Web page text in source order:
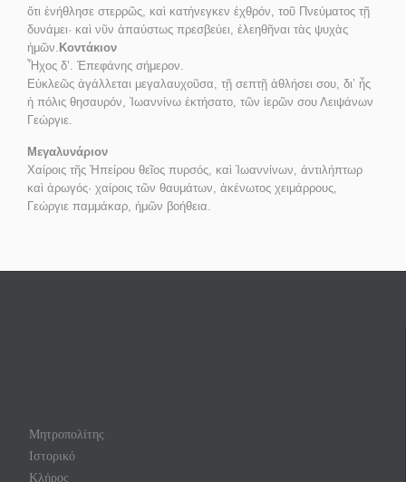
ὅτι ἐνήθλησε στερρῶς, καὶ κατήνεγκεν ἐχθρόν, τοῦ Πνεύματος τῇ
δυνάμει· καὶ νῦν ἀπαύστως πρεσβεύει, ἐλεηθῆναι τὰς ψυχὰς
ἡμῶν. Κοντάκιον
Ἦχος δ’. Ἐπεφάνης σήμερον.
Εὐκλεῶς ἀγάλλεται μεγαλαυχοῦσα, τῇ σεπτῇ ἀθλήσει σου, δι’ ἧς
ἡ πόλις θησαυρόν, Ἰωαννίνω ἐκτήσατο, τῶν ἱερῶν σου Λειψάνων
Γεώργιε.
Μεγαλυνάριον
Χαίροις τῆς Ἠπείρου θεῖος πυρσός, καὶ Ἰωαννίνων, ἀντιλήπτωρ
καὶ ἀρωγός· χαίροις τῶν θαυμάτων, ἀκένωτος χειμάρρους,
Γεώργιε παμμάκαρ, ἡμῶν βοήθεια.
Μητροπολίτης
Ιστορικό
Κλήρος